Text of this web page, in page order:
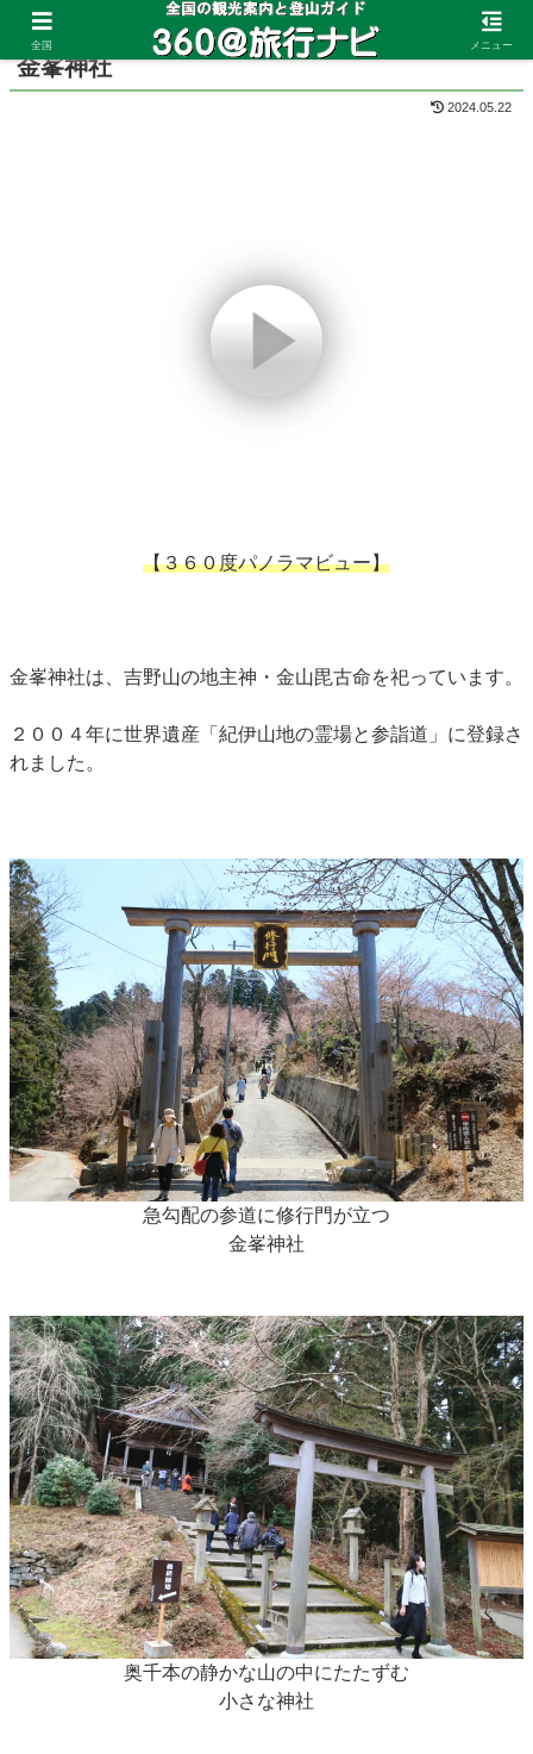
ホーム 奈良県 吉野山
金峯神社
2024.05.22
【３６０度パノラマビュー】
金峯神社は、吉野山の地主神・金山毘古命を祀っています。
２００４年に世界遺産「紀伊山地の霊場と参詣道」に登録さ
れました。
急勾配の参道に修行門が立つ
金峯神社
奥千本の静かな山の中にたたずむ
小さな神社
全国 メニュー